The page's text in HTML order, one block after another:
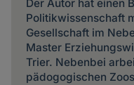
Der Autor hat einen
Politikwissenschaft
Gesellschaft im
Master
Trier. Nebenbei
pädogogischen